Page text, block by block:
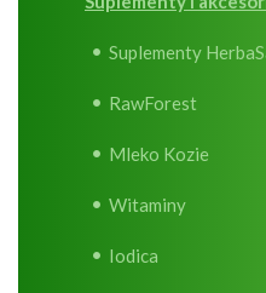
Suplementy
RawForest
Mleko Kozie
Witaminy
Iodica